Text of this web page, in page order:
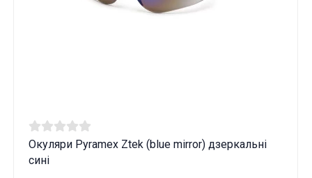
Окуляри Pyramex Ztek (blue mirror) дзеркальні
сині